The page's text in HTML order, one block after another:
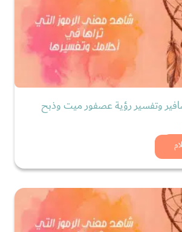
وتفسير رؤية عصفور ميت وذبح